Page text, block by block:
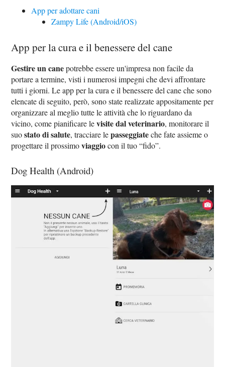
App per adottare cani
Zampy Life (Android/iOS)
App per la cura e il benessere del cane
Gestire un canepotrebbe essere un'impresa non facile da
portare a termine, visti i numerosi impegni che devi affrontare
tutti i giorni. Le app per la cura e il benessere del cane che sono
elencate di seguito, però, sono state realizzate appositamente per
organizzare al meglio tutte le attività che lo riguardano da
vicino, come pianificare levisite dal veterinario, monitorare il
suostato di salute, tracciare lepasseggiateche fate assieme o
progettare il prossimoviaggiocon il tuo “fido”.
Dog Health (Android)